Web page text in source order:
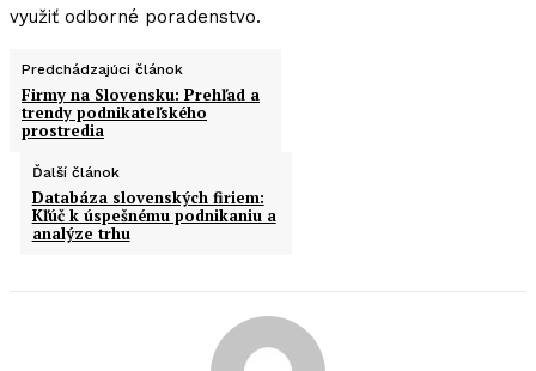
využiť odborné poradenstvo.
Predchádzajúci článok
Firmy na Slovensku: Prehľad a
trendy podnikateľského
prostredia
Ďalší článok
Databáza slovenských firiem:
Kľúč k úspešnému podnikaniu a
analýze trhu